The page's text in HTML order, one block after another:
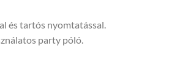
és tartós nyomtatással.
party póló.